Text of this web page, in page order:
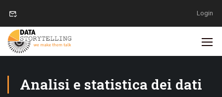
Login
Analisi e statistica dei dati